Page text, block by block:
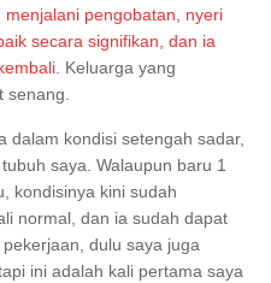
pengobatan, nyeri
secara signifikan, dan ia
Keluarga yang
senang.
kondisi setengah sadar,
saya. Walaupun baru 1
kondisinya kini sudah
normal, dan ia sudah dapat
dulu saya juga
ini adalah kali pertama saya